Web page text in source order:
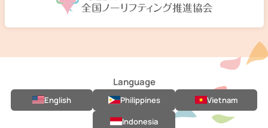
Language
English Philippines
Vietnam
Indonesia